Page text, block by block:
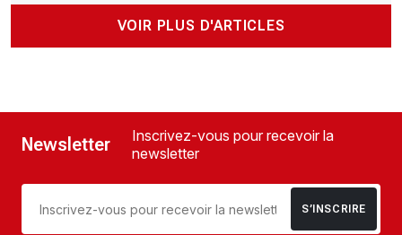
VOIR PLUS D'ARTICLES
Newsletter
Inscrivez-vous pour recevoir la
newsletter
S’INSCRIRE